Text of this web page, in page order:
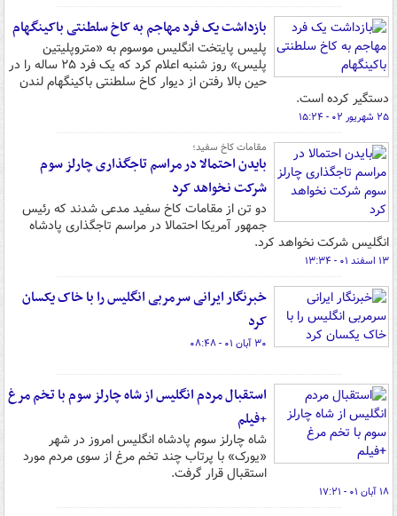
بازداشت یک فرد مهاجم به کاخ سلطنتی باکینگهام
پلیس پایتخت انگلیس موسوم به «متروپلیتین
پلیس» روز شنبه اعلام کرد که یک فرد ۲۵ ساله را در
حین بالا رفتن از دیوار کاخ سلطنتی باکینگهام لندن
دستگیر کرده است.
۲۵ شهریور ۰۲ - ۱۵:۲۴
مقامات کاخ سفید؛
بایدن احتمالا در مراسم تاجگذاری چارلز سوم
شرکت نخواهد کرد
دو تن از مقامات کاخ سفید مدعی شدند که رئیس
جمهور آمریکا احتمالا در مراسم تاجگذاری پادشاه
انگلیس شرکت نخواهد کرد.
۱۳ اسفند ۰۱ - ۱۳:۳۴
خبرنگار ایرانی سرمربی انگلیس را با خاک یکسان
کرد
۳۰ آبان ۰۱ - ۰۸:۴۸
استقبال مردم انگلیس از شاه چارلز سوم با تخم‌ مرغ
+فیلم
شاه چارلز سوم پادشاه انگلیس امروز در شهر
«یورک» با پرتاب چند تخم‌ مرغ از سوی مردم مورد
استقبال قرار گرفت.
۱۸ آبان ۰۱ - ۱۷:۲۱